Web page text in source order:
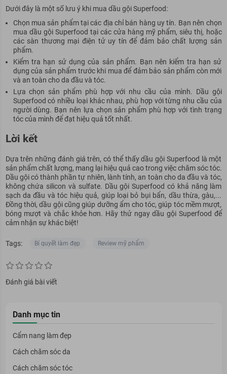
Dưới đây là một số lưu ý khi mua dầu gội Superfood:
Chọn mua sản phẩm tại các địa chỉ bán hàng uy tín. Bạn nên chọn
mua dầu gội Superfood tại các cửa hàng mỹ phẩm, siêu thị, hoặc
các sàn thương mại điện tử uy tín để đảm bảo chất lượng sản
phẩm.
Kiểm tra hạn sử dụng của sản phẩm. Bạn nên kiểm tra hạn sử
dụng của sản phẩm trước khi mua để đảm bảo sản phẩm còn mới
và an toàn cho da đầu và tóc.
Lựa chọn sản phẩm phù hợp với nhu cầu của mình. Dầu gội
Superfood có nhiều loại khác nhau, phù hợp với từng nhu cầu của
người dùng. Bạn nên lựa chọn sản phẩm phù hợp với tình trạng
tóc của mình để đạt hiệu quả tốt nhất.
Lời kết
Dựa trên những đánh giá trên, có thể thấy dầu gội Superfood là một
sản phẩm chất lượng, mang lại hiệu quả cao trong việc chăm sóc tóc.
Dầu gội có thành phần tự nhiên, lành tính, an toàn cho da đầu và tóc,
không chứa silicon và sulfate. Dầu gội Superfood có khả năng làm
sạch da đầu và tóc hiệu quả, giúp loại bỏ bụi bẩn, dầu thừa, gàu,...
Đồng thời, dầu gội cũng giúp dưỡng ẩm cho tóc, giúp tóc mềm mượt,
bóng mượt và chắc khỏe hơn. Hãy thử ngay dầu gội Superfood để
cảm nhận sự khác biệt!
Tags: Bí quyết làm đẹp Review mỹ phẩm
Đánh giá bài viết
Danh mục tin
Cẩm nang làm đẹp
Cách chăm sóc da
Cách chăm sóc tóc